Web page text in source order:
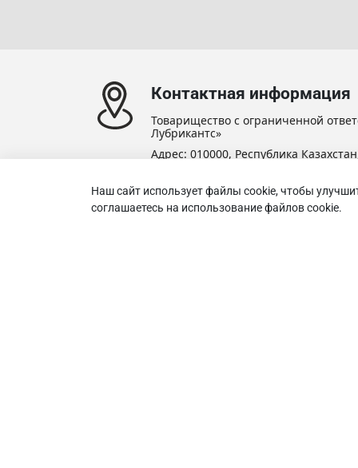
Контактная информация
Товарищество с ограниченной
Лубрикантс»
Адрес: 010000, Республика
БИН: 230240015277
Телефон:+7(7172) 642-385
Наш сайт использует файлы cookie, чтобы
соглашаетесь на использование файлов cookie.